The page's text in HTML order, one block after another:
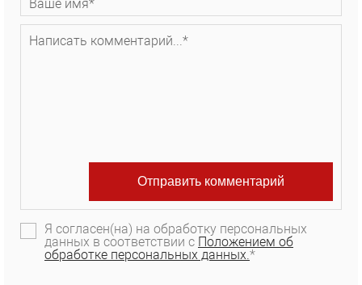
Я согласен(на) на обработку персональных
данных в соответствии с Положением об
обработке персональных данных.*